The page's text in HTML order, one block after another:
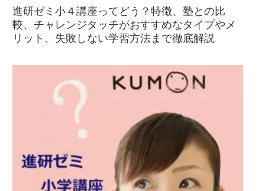
進研ゼミ小４講座ってどう？特徴、塾との比
較、チャレンジタッチがおすすめなタイプやメ
リット、失敗しない学習方法まで徹底解説